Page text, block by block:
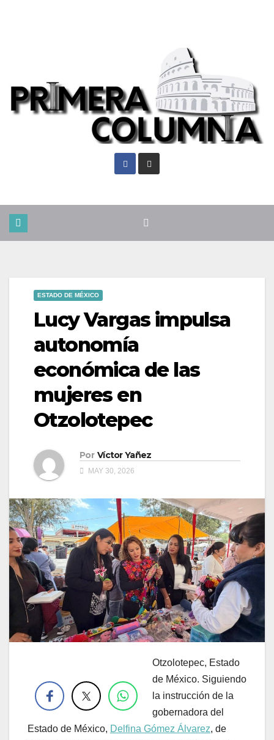
ESTADO DE MÉXICO
Lucy Vargas impulsa
autonomía
económica de las
mujeres en
Otzolotepec
Por Víctor Yañez
MAY 30, 2026
Otzolotepec, Estado
de México. Siguiendo
la instrucción de la
gobernadora del
Estado de México, Delfina Gómez Álvarez, de